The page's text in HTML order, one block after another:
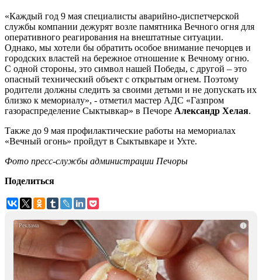
«Каждый год 9 мая специалисты аварийно-диспетчерской
службы компании дежурят возле памятника Вечного огня для
оперативного реагирования на внештатные ситуации.
Однако, мы хотели бы обратить особое внимание печорцев и
городских властей на бережное отношение к Вечному огню.
С одной стороны, это символ нашей Победы, с другой – это
опасный технический объект с открытым огнем. Поэтому
родители должны следить за своими детьми и не допускать их
близко к мемориалу», - отметил мастер АДС «Газпром
газораспределение Сыктывкар» в Печоре Александр Хелая.
Также до 9 мая профилактические работы на мемориалах
«Вечный огонь» пройдут в Сыктывкаре и Ухте.
Фото пресс-службы администрации Печоры
Поделиться
i